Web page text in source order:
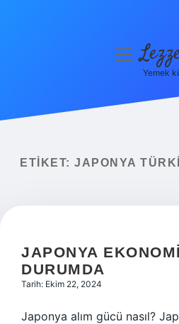
Yasal Uyarı
menüyü
Yemek
ETIKET: JAPONYA
JAPONYA
DURUMDA
Tarih: Ekim 22, 2024
Japonya alım gücü nasıl?